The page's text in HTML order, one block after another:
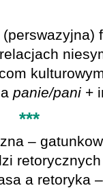
panie/pani +
***
–
a retoryka